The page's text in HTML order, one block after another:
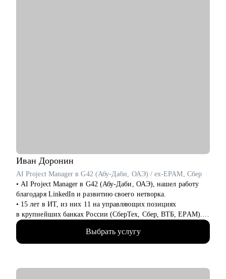
Иван Доронин
AI Project Manager в G42 (Абу-Даби, ОАЭ) / ex-EPAM, Сбер
• AI Project Manager в G42 (Абу-Даби, ОАЭ), нашел работу
благодаря LinkedIn и развитию своего нетворка.
• 15 лет в ИТ, из них 11 на управляющих позициях
в крупнейших банках России (СберТех, Сбер, ВТБ, EPAM).
• Прошел путь от администратора проектов до тимлида
группы проджектов (7 человек) за 4 года.
• Карьерный консультант и специалист по развитию
Выбрать услугу